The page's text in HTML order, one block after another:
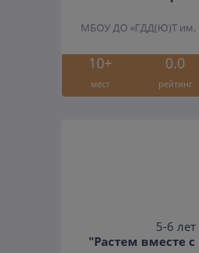
МБОУ ДО «ГДД(Ю)Т им.
10+ 0.0
мест рейтинг
5-6 лет
"Растем вместе